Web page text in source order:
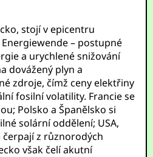
stojí v epicentru
– postupné
a urychlené snižování
dovážený plyn a
zdroje, čímž ceny elektřiny
fosilní volatility. Francie se
Polsko a Španělsko si
solární oddělení; USA,
čerpají z různorodých
však čelí akutní